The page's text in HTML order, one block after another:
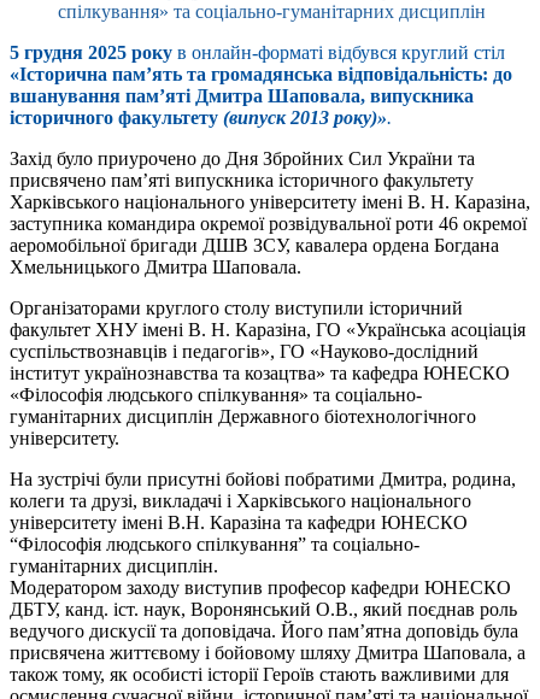
спілкування» та соціально-гуманітарних дисциплін
5 грудня 2025 року в онлайн-форматі відбувся круглий стіл
«Історична пам’ять та громадянська відповідальність: до
вшанування пам’яті Дмитра Шаповала, випускника
історичного факультету (випуск 2013 року)».
Захід було приурочено до Дня Збройних Сил України та
присвячено пам’яті випускника історичного факультету
Харківського національного університету імені В. Н. Каразіна,
заступника командира окремої розвідувальної роти 46 окремої
аеромобільної бригади ДШВ ЗСУ, кавалера ордена Богдана
Хмельницького Дмитра Шаповала.
Організаторами круглого столу виступили історичний
факультет ХНУ імені В. Н. Каразіна, ГО «Українська асоціація
суспільствознавців і педагогів», ГО «Науково-дослідний
інститут українознавства та козацтва» та кафедра ЮНЕСКО
«Філософія людського спілкування» та соціально-
гуманітарних дисциплін Державного біотехнологічного
університету.
На зустрічі були присутні бойові побратими Дмитра, родина,
колеги та друзі, викладачі і Харківського національного
університету імені В.Н. Каразіна та кафедри ЮНЕСКО
“Філософія людського спілкування” та соціально-
гуманітарних дисциплін.
Модератором заходу виступив професор кафедри ЮНЕСКО
ДБТУ, канд. іст. наук, Воронянський О.В., який поєднав роль
ведучого дискусії та доповідача. Його пам’ятна доповідь була
присвячена життєвому і бойовому шляху Дмитра Шаповала, а
також тому, як особисті історії Героїв стають важливими для